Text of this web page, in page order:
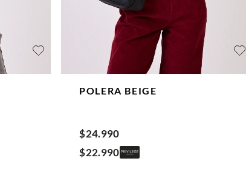
POLERA BEIGE
$24.990
$22.990